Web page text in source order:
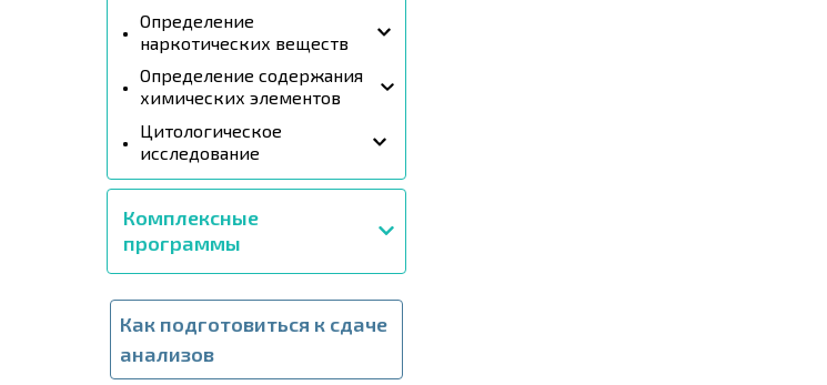
Определение
наркотических веществ
Определение содержания
химических элементов
Цитологическое
исследование
Комплексные
программы
Как подготовиться к сдаче
анализов